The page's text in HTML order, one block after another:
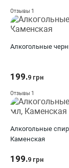
Отзывы 1
Алкогольные
199.9 грн
Отзывы 1
Алкогольные
Каменская
199.9 грн